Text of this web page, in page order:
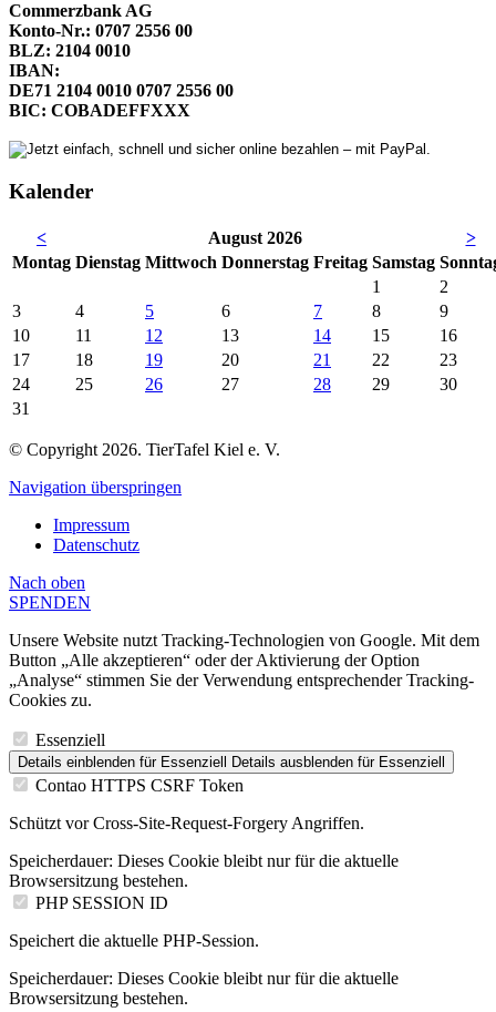
Commerzbank AG
Konto-Nr.: 0707 2556 00
BLZ: 2104 0010
IBAN:
DE71 2104 0010 0707 2556 00
BIC: COBADEFFXXX
Kalender
< August 2026
>
Montag Dienstag Mittwoch Donnerstag Freitag Samstag So
1
2
3
4 5 6 7 8
9
10
11 12 13 14 15
16
17
18 19 20 21 22
23
24
25 26 27 28 29
30
31
© Copyright 2026. TierTafel Kiel e. V.
Navigation überspringen
Impressum
Datenschutz
Nach oben
SPENDEN
Unsere Website nutzt Tracking-Technologien von Google. Mit dem
Button „Alle akzeptieren“ oder der Aktivierung der Option
„Analyse“ stimmen Sie der Verwendung entsprechender Tracking-
Cookies zu.
Essenziell
Details einblenden für Essenziell Details ausblenden für Essenziell
Contao HTTPS CSRF Token
Schützt vor Cross-Site-Request-Forgery Angriffen.
Speicherdauer: Dieses Cookie bleibt nur für die aktuelle
Browsersitzung bestehen.
PHP SESSION ID
Speichert die aktuelle PHP-Session.
Speicherdauer: Dieses Cookie bleibt nur für die aktuelle
Browsersitzung bestehen.